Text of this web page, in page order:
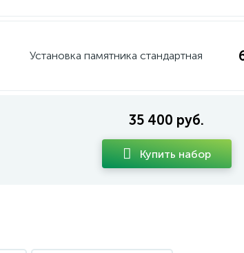
Установка памятника стандартная
35 400 руб.
Купить набор